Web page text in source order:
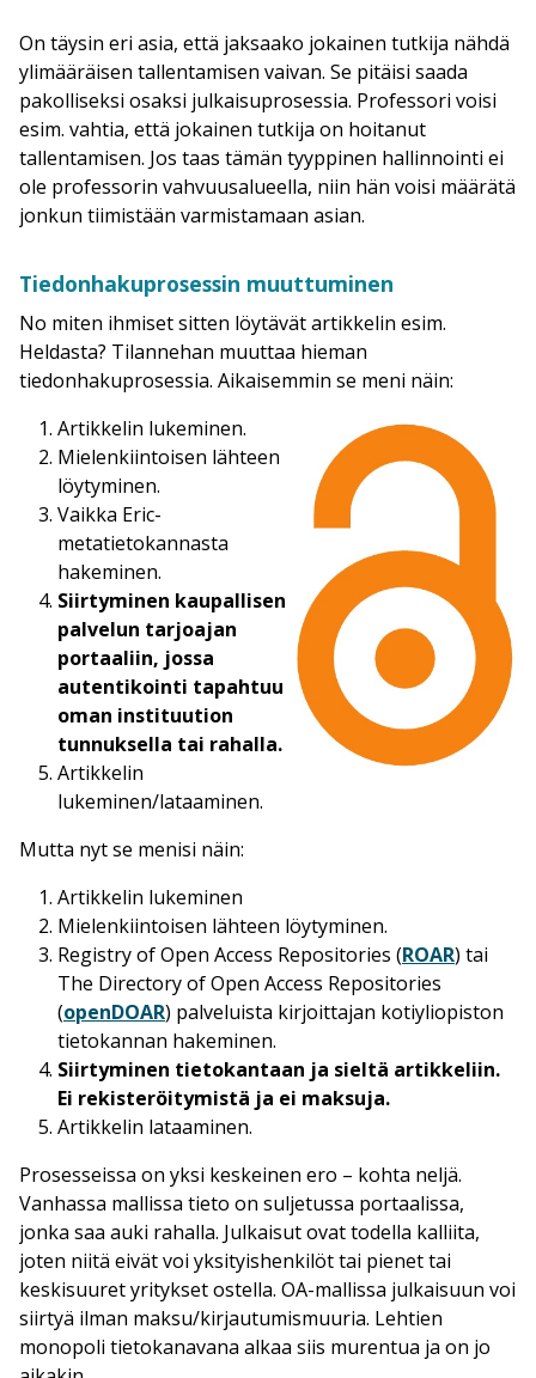
On täysin eri asia, että jaksaako jokainen tutkija nähdä
ylimääräisen tallentamisen vaivan. Se pitäisi saada
pakolliseksi osaksi julkaisuprosessia. Professori voisi
esim. vahtia, että jokainen tutkija on hoitanut
tallentamisen. Jos taas tämän tyyppinen hallinnointi ei
ole professorin vahvuusalueella, niin hän voisi määrätä
jonkun tiimistään varmistamaan asian.
Tiedonhakuprosessin muuttuminen
No miten ihmiset sitten löytävät artikkelin esim.
Heldasta? Tilannehan muuttaa hieman
tiedonhakuprosessia. Aikaisemmin se meni näin:
Artikkelin lukeminen.
Mielenkiintoisen lähteen
löytyminen.
Vaikka Eric-
metatietokannasta
hakeminen.
Siirtyminen kaupallisen
palvelun tarjoajan
portaaliin, jossa
autentikointi tapahtuu
oman instituution
tunnuksella tai rahalla.
Artikkelin
lukeminen/lataaminen.
Mutta nyt se menisi näin:
Artikkelin lukeminen
Mielenkiintoisen lähteen löytyminen.
Registry of Open Access Repositories (ROAR) tai
The Directory of Open Access Repositories
(openDOAR) palveluista kirjoittajan kotiyliopiston
tietokannan hakeminen.
Siirtyminen tietokantaan ja sieltä artikkeliin.
Ei rekisteröitymistä ja ei maksuja.
Artikkelin lataaminen.
Prosesseissa on yksi keskeinen ero – kohta neljä.
Vanhassa mallissa tieto on suljetussa portaalissa,
jonka saa auki rahalla. Julkaisut ovat todella kalliita,
joten niitä eivät voi yksityishenkilöt tai pienet tai
keskisuuret yritykset ostella. OA-mallissa julkaisuun voi
siirtyä ilman maksu/kirjautumismuuria. Lehtien
monopoli tietokanavana alkaa siis murentua ja on jo